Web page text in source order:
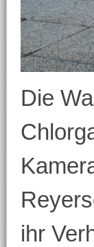
Die
ihr